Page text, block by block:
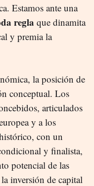
Estamos ante una
regla que dinamita
y premia la
la posición de
conceptual. Los
articulados
y a los
con un
y finalista,
potencial de las
inversión de capital